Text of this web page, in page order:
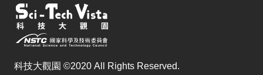
科技大觀園 ©2020 All Rights Reserved.